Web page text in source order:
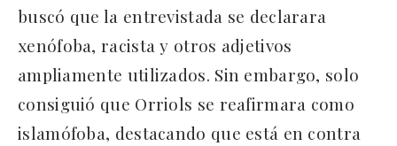
buscó que la entrevistada se declarara
xenófoba, racista y otros adjetivos
ampliamente utilizados. Sin embargo, solo
consiguió que Orriols se reafirmara como
islamófoba, destacando que está en contra